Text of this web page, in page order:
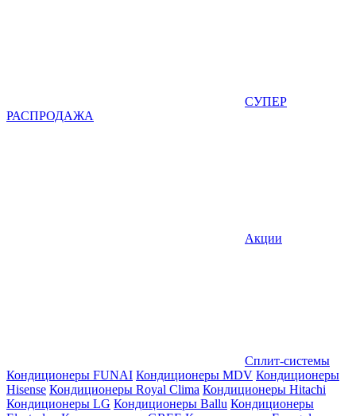
СУПЕР
РАСПРОДАЖА
Акции
Сплит-системы
Кондиционеры FUNAI Кондиционеры MDV Кондиционеры
Hisense Кондиционеры Royal Clima Кондиционеры Hitachi
Кондиционеры LG Кондиционеры Ballu Кондиционеры